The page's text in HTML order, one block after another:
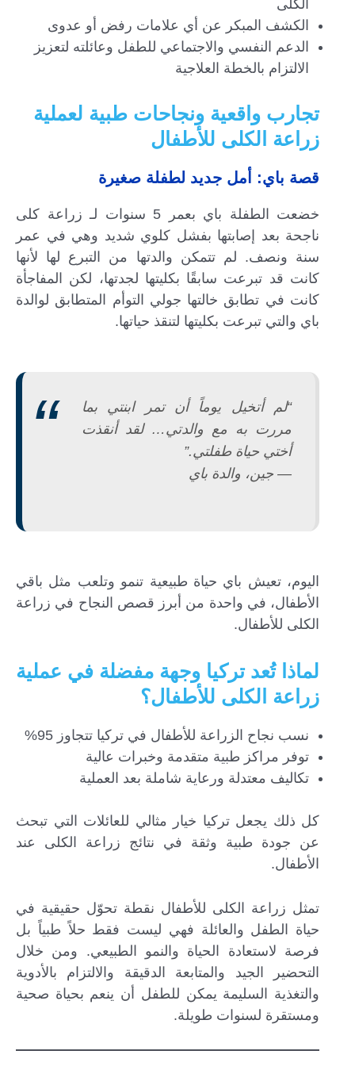
الكلى
الكشف المبكر عن أي علامات رفض أو عدوى
الدعم النفسي والاجتماعي للطفل وعائلته لتعزيز
الالتزام بالخطة العلاجية
تجارب واقعية ونجاحات طبية لعملية
زراعة الكلى للأطفال
قصة باي: أمل جديد لطفلة صغيرة
خضعت الطفلة باي بعمر 5 سنوات لـ زراعة كلى
ناجحة بعد إصابتها بفشل كلوي شديد وهي في عمر
سنة ونصف. لم تتمكن والدتها من التبرع لها لأنها
كانت قد تبرعت سابقًا بكليتها لجدتها، لكن المفاجأة
كانت في تطابق خالتها جولي التوأم المتطابق لوالدة
باي والتي تبرعت بكليتها لتنقذ حياتها.
“لم أتخيل يوماً أن تمر ابنتي بما
مررت به مع والدتي… لقد أنقذت
أختي حياة طفلتي.”
— جين، والدة باي
اليوم، تعيش باي حياة طبيعية تنمو وتلعب مثل باقي
الأطفال، في واحدة من أبرز قصص النجاح في زراعة
الكلى للأطفال.
لماذا تُعد تركيا وجهة مفضلة في عملية
زراعة الكلى للأطفال؟
نسب نجاح الزراعة للأطفال في تركيا تتجاوز 95%
توفر مراكز طبية متقدمة وخبرات عالية
تكاليف معتدلة ورعاية شاملة بعد العملية
كل ذلك يجعل تركيا خيار مثالي للعائلات التي تبحث
عن جودة طبية وثقة في نتائج زراعة الكلى عند
الأطفال.
تمثل زراعة الكلى للأطفال نقطة تحوّل حقيقية في
حياة الطفل والعائلة فهي ليست فقط حلاً طبياً بل
فرصة لاستعادة الحياة والنمو الطبيعي. ومن خلال
التحضير الجيد والمتابعة الدقيقة والالتزام بالأدوية
والتغذية السليمة يمكن للطفل أن ينعم بحياة صحية
ومستقرة لسنوات طويلة.